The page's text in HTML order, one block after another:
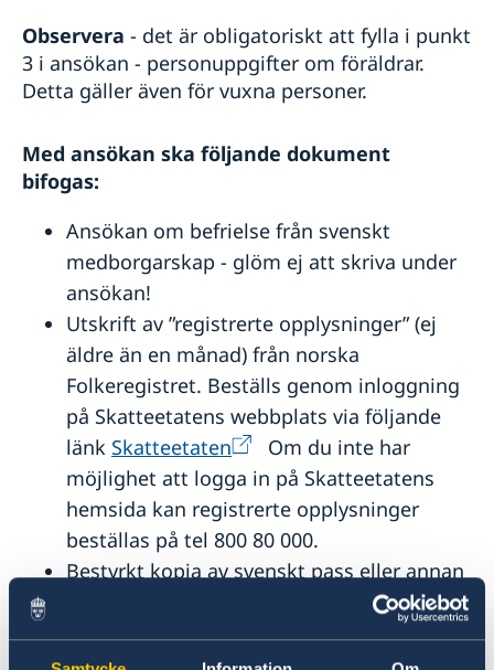
Övriga upplysningar
Observera - det är obligatoriskt att fylla i punkt
3 i ansökan - personuppgifter om föräldrar.
Detta gäller även för vuxna personer.
Med ansökan ska följande dokument
bifogas:
Ansökan om befrielse från svenskt
medborgarskap - glöm ej att skriva under
ansökan!
Utskrift av ”registrerte opplysninger” (ej
äldre än en månad) från norska
Folkeregistret. Beställs genom inloggning
på Skatteetatens webbplats via följande
länk Skatteetaten
Om du inte har
möjlighet att logga in på Skatteetatens
hemsida kan registrerte opplysninger
beställas på tel 800 80 000.
Bestyrkt kopia av svenskt pass eller annan
För barn under 18 år behövs följande